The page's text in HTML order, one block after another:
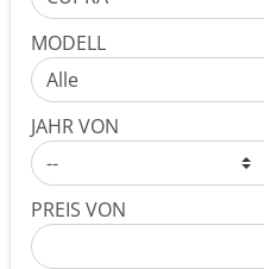
MODELL
JAHR VON
PREIS VON